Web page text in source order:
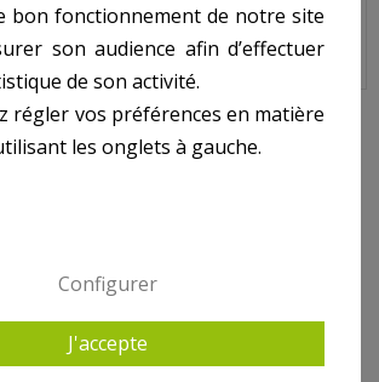
DANS HAYWARD SIDE S0166S -
bon fonctionnement de notre site
son audience afin d’effectuer
de son activité.
régler vos préférences en matière
les onglets à gauche.
Configurer
J'accepte